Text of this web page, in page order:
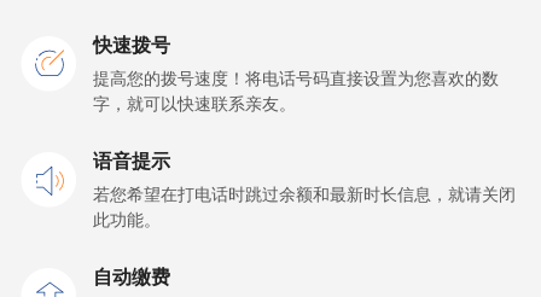
Ghana
座机 ⁦33.9¢⁩ 14 分钟最少 ⁦$5⁩ -
快速拨号
提高您的拨号速度！将电话号码直接设置为您喜欢的数
字，就可以快速联系亲友。
语音提示
若您希望在打电话时跳过余额和最新时长信息，就请关闭
此功能。
自动缴费